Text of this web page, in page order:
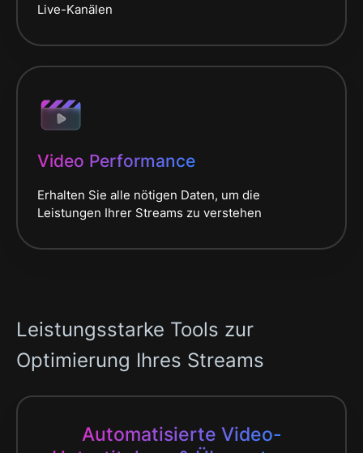
Live-Kanälen
Video Performance
Erhalten Sie alle nötigen Daten, um die
Leistungen Ihrer Streams zu verstehen
Leistungsstarke Tools zur
Optimierung Ihres Streams
Automatisierte Video-